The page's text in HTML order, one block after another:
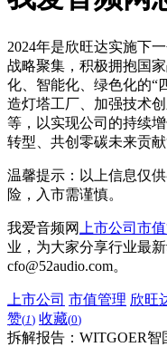
2024年是欣旺达实施下
战略聚集，积极拥抱国
化、智能化、绿色化的“
造灯塔工厂、加强技术
等，以实现公司的持续
转型、共创零碳未来贡献
温馨提示：以上信息仅
险，入市需谨慎。
我爱音频网 上市公司 市
业，为大家分享行业最
cfo@52audio.com。
上市公司 市值管理 欣旺
赞(1) 收藏(0)
拆解报告：WITGOER智